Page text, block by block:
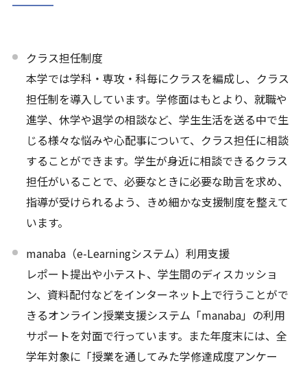
クラス担任制度
本学では学科・専攻・科毎にクラスを編成し、クラス
担任制を導入しています。学修面はもとより、就職や
進学、休学や退学の相談など、学生生活を送る中で生
じる様々な悩みや心配事について、クラス担任に相談
することができます。学生が身近に相談できるクラス
担任がいることで、必要なときに必要な助言を求め、
指導が受けられるよう、きめ細かな支援制度を整えて
います。
manaba（e-Learningシステム）利用支援
レポート提出や小テスト、学生間のディスカッショ
ン、資料配付などをインターネット上で行うことがで
きるオンライン授業支援システム「manaba」の利用
サポートを対面で行っています。また年度末には、全
学年対象に「授業を通してみた学修達成度アンケー